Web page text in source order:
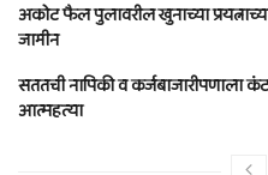
अकोट फैल पुलावरील खुनाच्या
जामीन
सततची नापिकी व कर्जबाजारीपणाला
आत्महत्या